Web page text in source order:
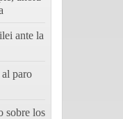
ante la
paro
sobre los